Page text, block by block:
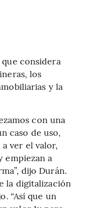
considera
los
y la
con una
caso de uso,
ver el valor,
empiezan a
dijo Durán.
la digitalización
“Así que un